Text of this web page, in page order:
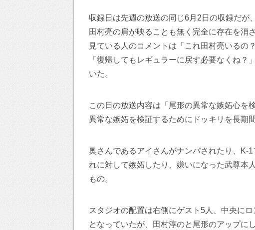
収録日は先週の放送の同じ6月2日の収録だが
田村亮の肩が映ることも無く完全に存在を消
見ている人のコメントは「これ田村亮いるの
「復帰してもレギュラーに戻す必要なくね
いた。
この日の放送内容は「尾形の異常な嫉妬心を
異常な嫉妬を検証するためにドッキリを長期
奥さんであるアイさんがナンパされたり、K-
れに対して嫉妬したり、嫌いになった武尊本
もの。
スタジオの配置は右側にゲスト5人、中央に
となっていたが、田村淳のと尾形のアップに